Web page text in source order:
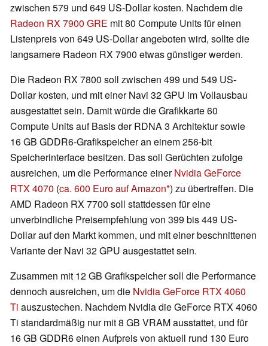
zwischen 579 und 649 US-Dollar kosten. Nachdem die
Radeon RX 7900 GRE mit 80 Compute Units für einen
Listenpreis von 649 US-Dollar angeboten wird, sollte die
langsamere Radeon RX 7900 etwas günstiger werden.
Die Radeon RX 7800 soll zwischen 499 und 549 US-
Dollar kosten, und mit einer Navi 32 GPU im Vollausbau
ausgestattet sein. Damit würde die Grafikkarte 60
Compute Units auf Basis der RDNA 3 Architektur sowie
16 GB GDDR6-Grafikspeicher an einem 256-bit
Speicherinterface besitzen. Das soll Gerüchten zufolge
ausreichen, um die Performance einerNvidia GeForce
RTX 4070 (ca. 600 Euro auf Amazon ) zu übertreffen. Die
AMD Radeon RX 7700 soll stattdessen für eine
unverbindliche Preisempfehlung von 399 bis 449 US-
Dollar auf den Markt kommen, und mit einer beschnittenen
Variante der Navi 32 GPU ausgestattet sein.
Zusammen mit 12 GB Grafikspeicher soll die Performance
dennoch ausreichen, um die Nvidia GeForce RTX 4060
Ti auszustechen. Nachdem Nvidia die GeForce RTX 4060
Ti standardmäßig nur mit 8 GB VRAM ausstattet, und für
16 GB GDDR6 einen Aufpreis von aktuell rund 130 Euro